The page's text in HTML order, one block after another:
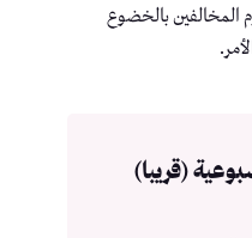
المخالفين بالخضوع
(قريبا)